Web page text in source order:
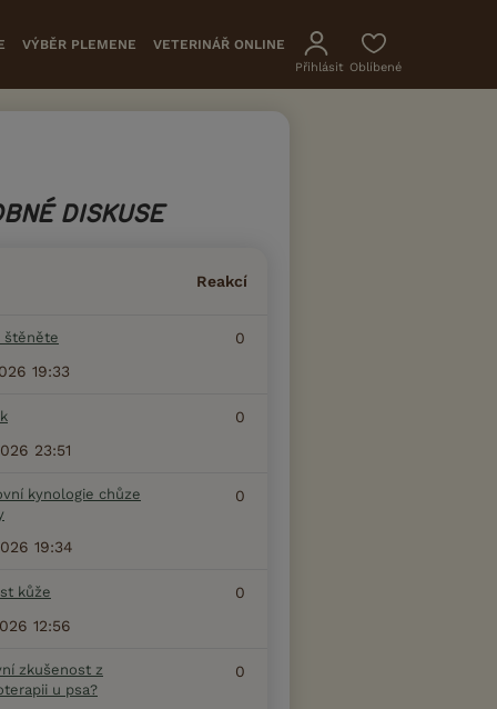
VÝBĚR PLEMENE VETERINÁŘ ONLINE
Přihlásit Oblíbené
DISKUSE
Reakcí
štěněte
0
19:33
0
23:51
kynologie chůze
0
19:34
kůže
0
12:56
zkušenost z
u psa?
0